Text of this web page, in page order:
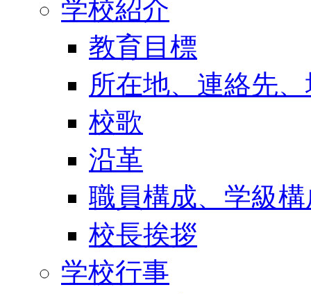
学校紹介
教育目標
所在地、連絡先
校歌
沿革
職員構成、学級
校長挨拶
学校行事